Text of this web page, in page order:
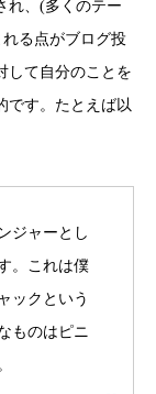
れ、(多くのテー
る点がブログ投
して自分のことを
です。たとえば以
ジャーとし
。これは僕
ックという
ものはピニ